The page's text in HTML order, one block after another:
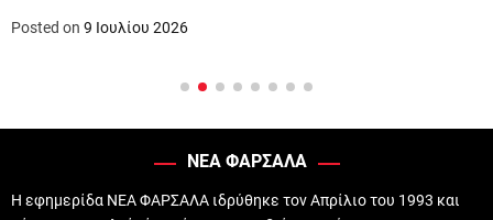
Posted on 9 Ιουλίου 2026
ΝΕΑ ΦΑΡΣΑΛΑ
Η εφημερίδα ΝΕΑ ΦΑΡΣΑΛΑ ιδρύθηκε τον Απρίλιο του 1993 και